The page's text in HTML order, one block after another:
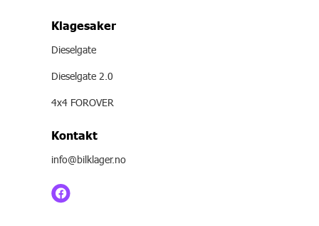
Klagesaker
Dieselgate
Dieselgate 2.0
4x4 FOROVER
Kontakt
info@bilklager.no